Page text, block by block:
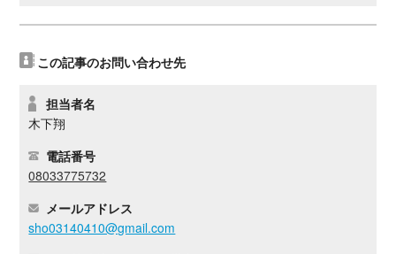
この記事のお問い合わせ先
担当者名
木下翔
電話番号
08033775732
メールアドレス
sho03140410@gmail.com